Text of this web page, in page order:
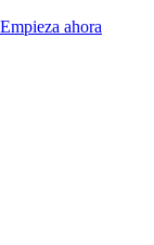
Empieza ahora